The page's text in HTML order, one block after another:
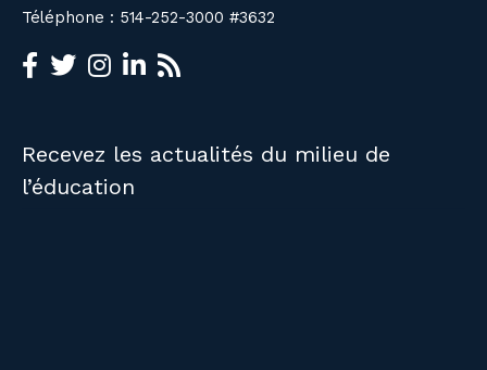
Téléphone : 514-252-3000 #3632
Recevez les actualités du milieu de
l’éducation